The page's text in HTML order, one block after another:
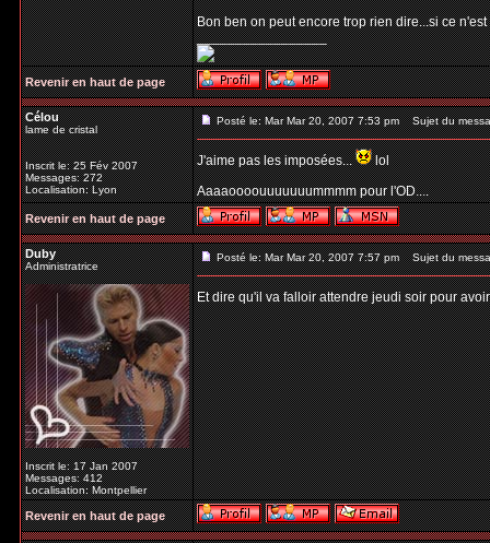
Bon ben on peut encore trop rien dire...si ce
_________________
Revenir en haut de page
Célou
lame de cristal
Inscrit le: 25 Fév 2007
Messages: 272
Localisation: Lyon
Posté le: Mar Mar 20, 2007 7:53 pm Sujet du
J'aime pas les imposées...
lol
Aaaaoooouuuuuuummmm pour l'OD....
Revenir en haut de page
Duby
Administratrice
Inscrit le: 17 Jan 2007
Messages: 412
Localisation: Montpellier
Posté le: Mar Mar 20, 2007 7:57 pm Sujet du
Et dire qu'il va falloir attendre jeudi soir pour
Revenir en haut de page